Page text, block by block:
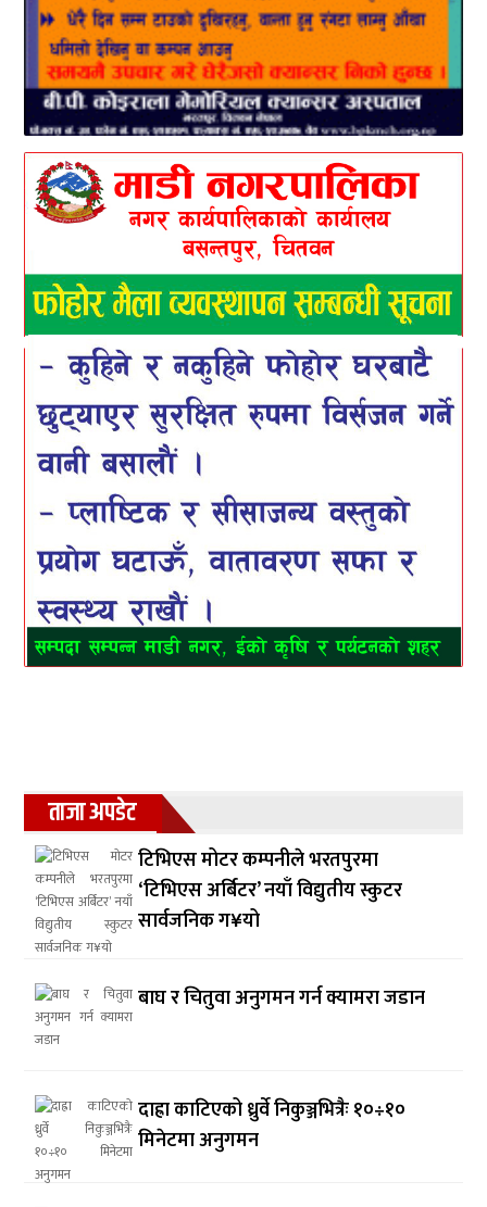
ताजा अपडेट
टिभिएस मोटर कम्पनीले भरतपुरमा
‘टिभिएस अर्बिटर’ नयाँ विद्युतीय स्कुटर
सार्वजनिक ग¥यो
बाघ र चितुवा अनुगमन गर्न क्यामरा जडान
दाह्रा काटिएको ध्रुर्वे निकुञ्जभित्रैः १०÷१०
मिनेटमा अनुगमन